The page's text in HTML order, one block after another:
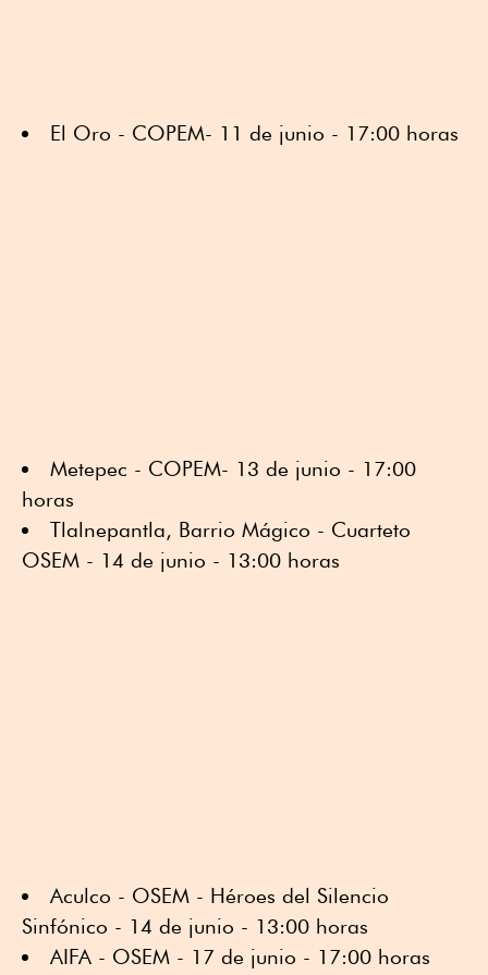
El Oro - COPEM- 11 de junio - 17:00 horas
Metepec - COPEM- 13 de junio - 17:00
horas
Tlalnepantla, Barrio Mágico - Cuarteto
OSEM - 14 de junio - 13:00 horas
Aculco - OSEM - Héroes del Silencio
Sinfónico - 14 de junio - 13:00 horas
⁠⁠AIFA - OSEM - 17 de junio - 17:00 horas